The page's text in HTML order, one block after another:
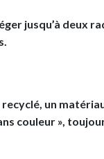
jusqu’à deux
un
couleur »,